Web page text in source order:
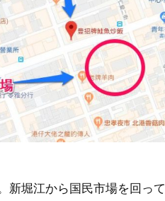
新堀江から国民市場を回って